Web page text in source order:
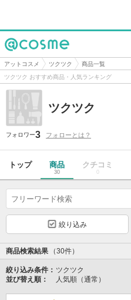
@cosme
アットコスメ ツクツク
商品一覧
ツクツク おすすめ商品・人気ランキング
ツクツク
フォロワー3 フォローとは？
トップ 商品
30
クチコミ
0
絞り込み
商品検索結果 （30件）
絞り込み条件： ツクツク
並び替え順：
人気順（通常）